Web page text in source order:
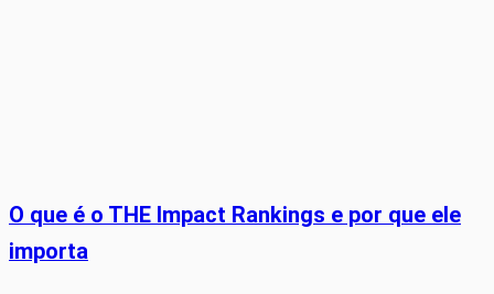
O que é o THE Impact Rankings e por que ele
importa